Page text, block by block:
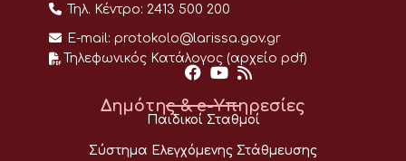
Τηλ. Κέντρο: 2413 500 200
E-mail: protokolo@larissa.gov.gr
Τηλεφωνικός Κατάλογος (αρχείο pdf)
Δημότης & e-Υπηρεσίες
Παιδικοί Σταθμοί
Σύστημα Ελεγχόμενης Στάθμευσης